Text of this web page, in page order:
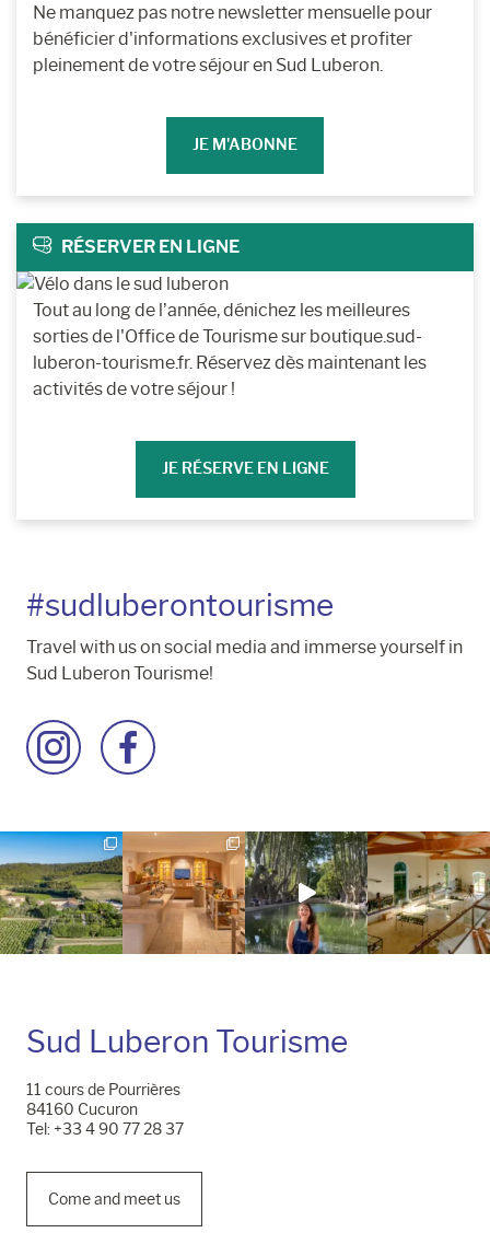
Ne manquez pas notre newsletter mensuelle pour
bénéficier d'informations exclusives et profiter
pleinement de votre séjour en Sud Luberon.
JE M'ABONNE
RÉSERVER EN LIGNE
Tout au long de l’année, dénichez les meilleures
sorties de l'Office de Tourisme sur boutique.sud-
luberon-tourisme.fr. Réservez dès maintenant les
activités de votre séjour !
JE RÉSERVE EN LIGNE
#sudluberontourisme
Travel with us on social media and immerse yourself in
Sud Luberon Tourisme!
Go
to
page
Go
to
page
Sud Luberon Tourisme
11 cours de Pourrières
84160 Cucuron
Tel: +33 4 90 77 28 37
Come and meet us